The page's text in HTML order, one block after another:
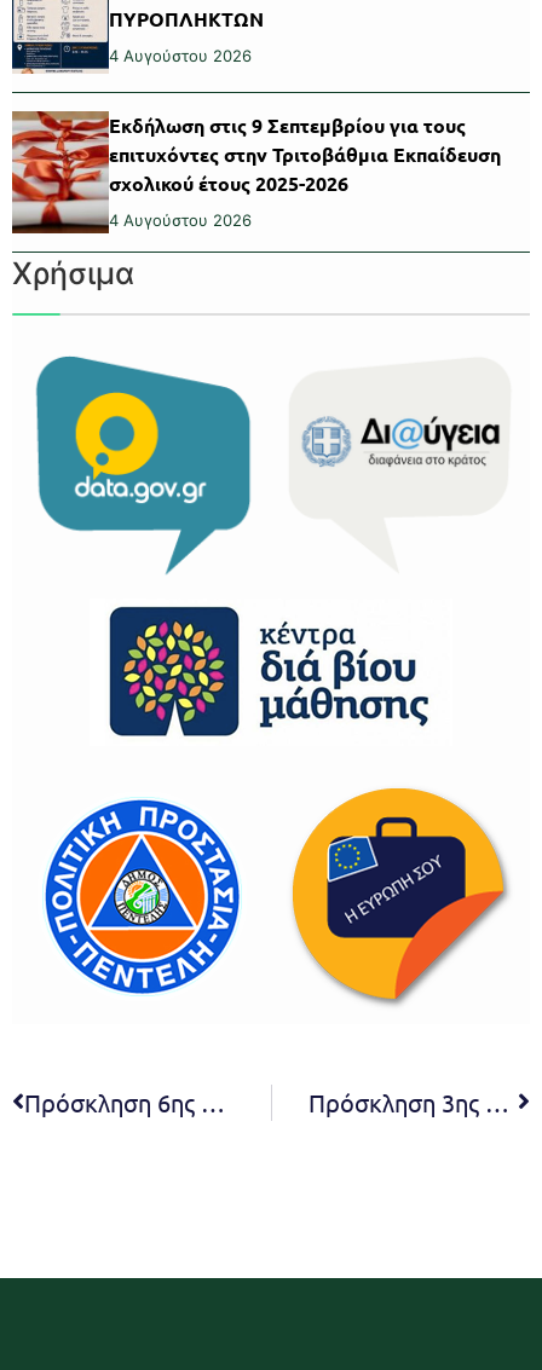
ΠΥΡΟΠΛΗΚΤΩΝ
4 Αυγούστου 2026
Εκδήλωση στις 9 Σεπτεμβρίου για τους
επιτυχόντες στην Τριτοβάθμια Εκπαίδευση
σχολικού έτους 2025-2026
4 Αυγούστου 2026
Χρήσιμα
Πρόσκληση 6ης Συνεδρίασης Συμβουλίου της Κοινότητας Νέας Πεντέλης του Δήμου Πεντέλης 2023 Πρόσκληση 3ης Συνεδρίασης Συμβουλίου της Κοινότητας Μελισσίων του Δήμου Πεντέλης